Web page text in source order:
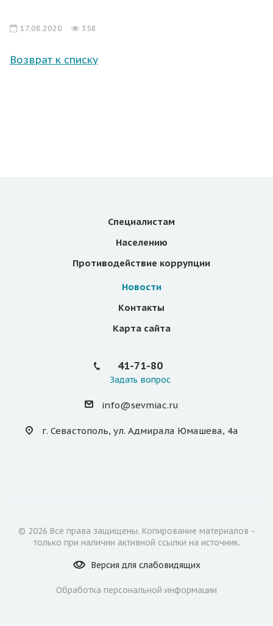
17.08.2020 358
Возврат к списку
Специалистам
Населению
Противодействие коррупции
Новости
Контакты
Карта сайта
41-71-80
Задать вопрос
info@sevmiac.ru
г. Севастополь, ул. Адмирала Юмашева, 4а
© 2026 Все права защищены. Копирование материалов -
только при наличии активной ссылки на источник.
Версия для слабовидящих
Обработка персональной информации